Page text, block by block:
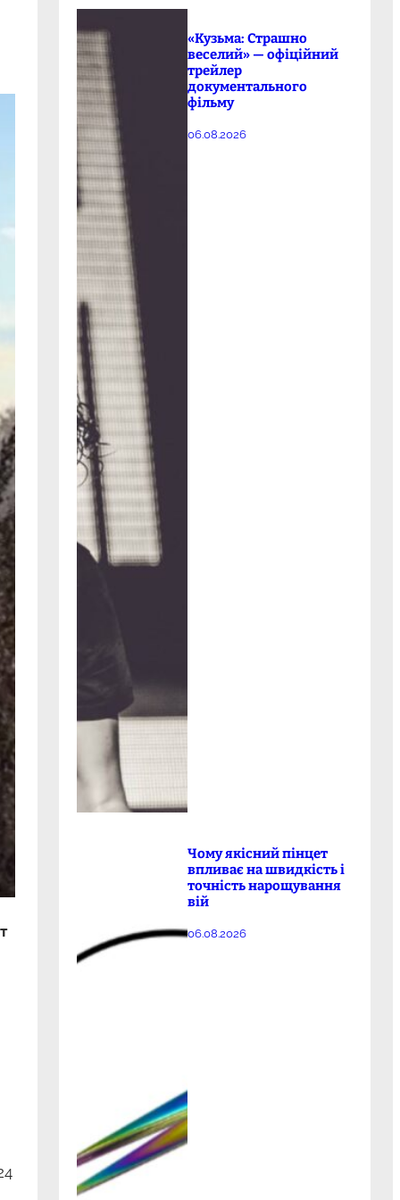
«Кузьма: Страшно
веселий» — офіційний
трейлер
документального
фільму
06.08.2026
Чому якісний пінцет
впливає на швидкість і
точність нарощування
вій
06.08.2026